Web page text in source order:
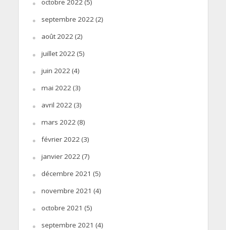
septembre 2022 (2)
août 2022 (2)
juillet 2022 (5)
juin 2022 (4)
mai 2022 (3)
avril 2022 (3)
mars 2022 (8)
février 2022 (3)
janvier 2022 (7)
décembre 2021 (5)
novembre 2021 (4)
octobre 2021 (5)
septembre 2021 (4)